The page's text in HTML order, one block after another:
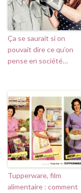
Ça se saurait si on
pouvait dire ce qu’on
pense en société…
Tupperware, film
alimentaire : comment